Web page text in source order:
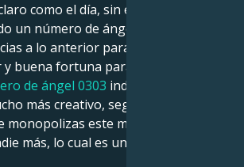
como el día, sin embargo: Si
un número de ángel con
a lo anterior para el envío de una
buena fortuna para compartir con
de ángel 0303 indica que eres
más creativo, según el mensaje.
monopolizas este mercado sin dejar
más, lo cual es una señal celestial.